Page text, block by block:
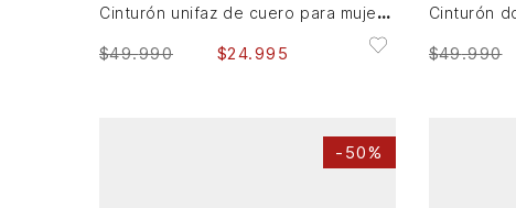
Cinturón unifaz de cuero para mujer puntera hexagonal
$49.990 $24.995 $49.990
- 50%